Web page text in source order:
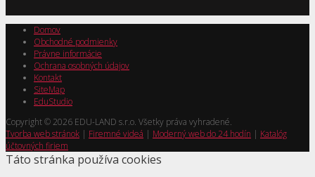
Domov
Obchodné podmienky
Právne informácie
Ochrana osobných údajov
Kontakt
SiteMap
EduStudio
Copyright © 2026 EDU-LAND s.r.o. Všetky práva vyhradené.
Tvorba web stránok | Firemné videá | Moderný web do 24 hodín | Katalóg
účtovných firiem
Táto stránka používa cookies